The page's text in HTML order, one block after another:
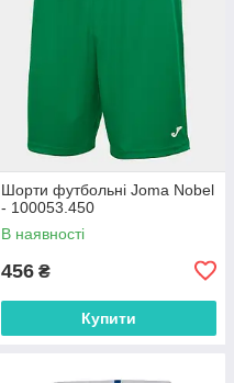
Шорти футбольні Joma Nobel
- 100053.450
В наявності
456 ₴
Купити